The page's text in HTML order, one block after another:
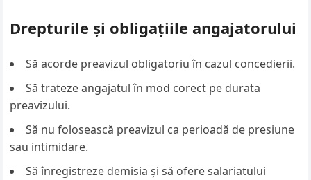
Drepturile și obligațiile angajatorului
Să acorde preavizul obligatoriu în cazul concedierii.
Să trateze angajatul în mod corect pe durata
preavizului.
Să nu folosească preavizul ca perioadă de presiune
sau intimidare.
Să înregistreze demisia și să ofere salariatului